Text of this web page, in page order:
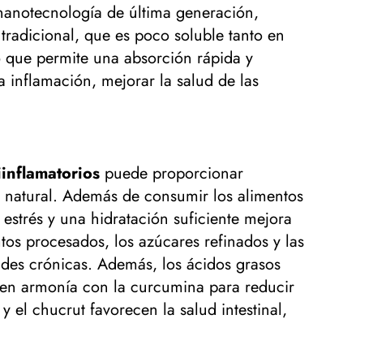
de última generación,
que es poco soluble tanto en
permite una absorción rápida y
inflamación, mejorar la salud de las
puede proporcionar
Además de consumir los alimentos
y una hidratación suficiente mejora
procesados, los azúcares refinados y las
crónicas. Además, los ácidos grasos
armonía con la curcumina para reducir
el chucrut favorecen la salud intestinal,